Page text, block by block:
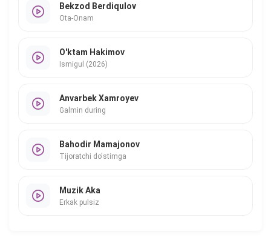
Bekzod Berdiqulov
Ota-Onam
O'ktam Hakimov
Ismigul (2026)
Anvarbek Xamroyev
Galmin during
Bahodir Mamajonov
Tijoratchi do'stimga
Muzik Aka
Erkak pulsiz